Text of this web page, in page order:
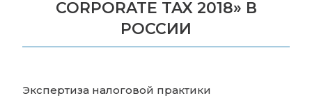
CORPORATE TAX 2018» В
РОССИИ
Экспертиза налоговой практики